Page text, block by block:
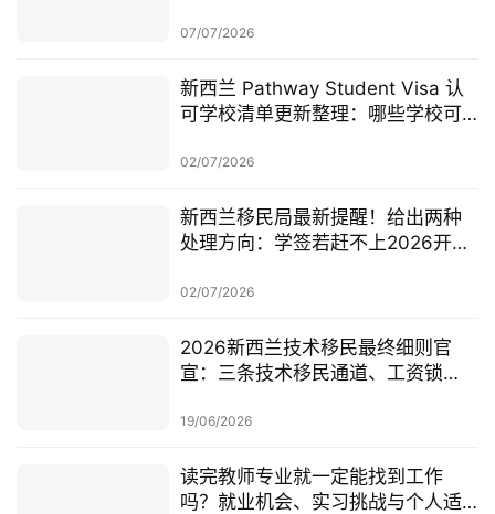
07/07/2026
新西兰 Pathway Student Visa 认
可学校清单更新整理：哪些学校可
02/07/2026
新西兰移民局最新提醒！给出两种
处理方向：学签若赶不上2026开
02/07/2026
2026新西兰技术移民最终细则官
宣：三条技术移民通道、工资锁
查一次梳理
19/06/2026
读完教师专业就一定能找到工作
吗？就业机会、实习挑战与个人适